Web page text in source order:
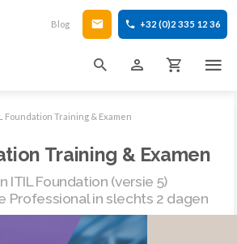
Blog +32 (0)2 335 12 36
Foundation Training & Examen
Training & Examen
ITIL Foundation (versie 5)
Professional in slechts 2 dagen